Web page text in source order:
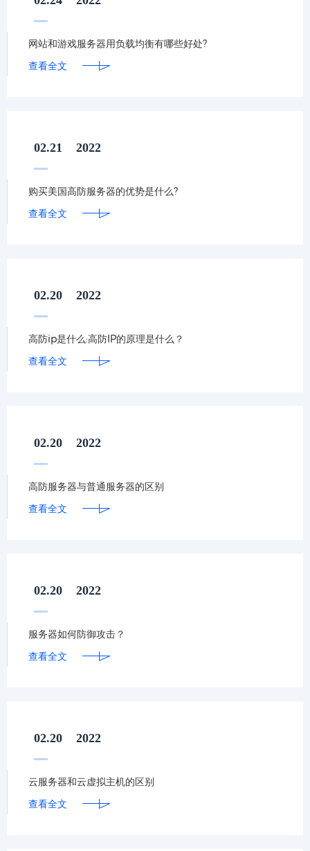
网站和游戏服务器用负载均衡有哪些好处?
查看全文
02.21 2022
购买美国高防服务器的优势是什么?
查看全文
02.20 2022
高防ip是什么:高防IP的原理是什么？
查看全文
02.20 2022
高防服务器与普通服务器的区别
查看全文
02.20 2022
服务器如何防御攻击？
查看全文
02.20 2022
云服务器和云虚拟主机的区别
查看全文